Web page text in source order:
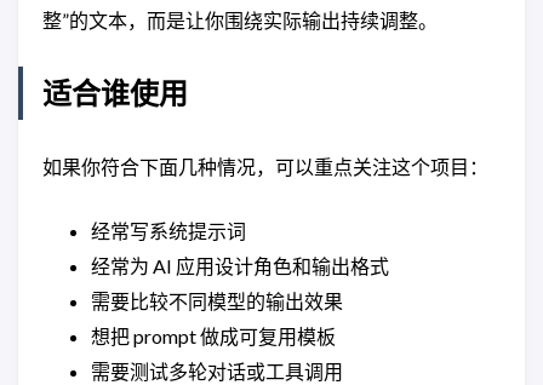
整”的文本，而是让你围绕实际输出持续调整。
适合谁使用
如果你符合下面几种情况，可以重点关注这个项目：
经常写系统提示词
经常为 AI 应用设计角色和输出格式
需要比较不同模型的输出效果
想把 prompt 做成可复用模板
需要测试多轮对话或工具调用